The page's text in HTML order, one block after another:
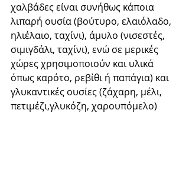
χαλβάδες είναι συνήθως κάποια
λιπαρή ουσία (βούτυρο, ελαιόλαδο,
ηλιέλαιο, ταχίνι), άμυλο (νισεστές,
σιμιγδάλι, ταχίνι), ενώ σε μερικές
χώρες χρησιμοποιούν και υλικά
όπως καρότο, ρεβίθι ή παπάγια) και
γλυκαντικές ουσίες (ζάχαρη, μέλι,
πετιμέζι,γλυκόζη, χαρουπόμελο)